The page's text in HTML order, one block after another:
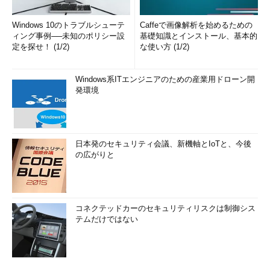
Windows 10のトラブルシューテ
ィング事例──未知のポリシー設
定を探せ！ (1/2)
Caffeで画像解析を始めるための
基礎知識とインストール、基本的
な使い方 (1/2)
Windows系ITエンジニアのための産業用ドローン開
発環境
日本発のセキュリティ会議、新機軸とIoTと、今後
の広がりと
コネクテッドカーのセキュリティリスクは制御シス
テムだけではない